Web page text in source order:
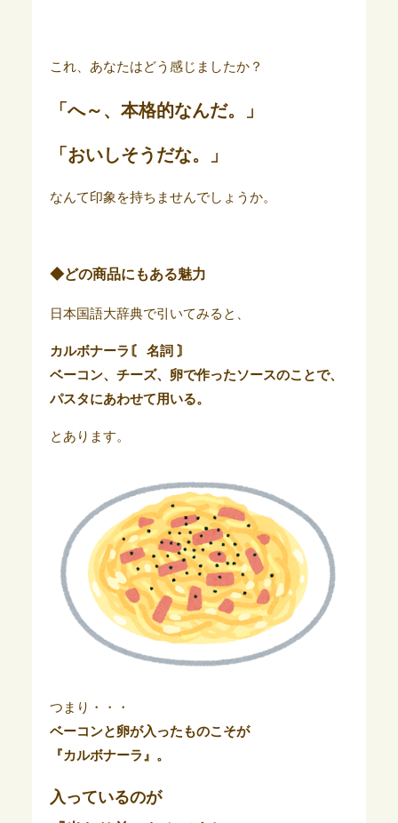
これ、あなたはどう感じましたか？
「へ～、本格的なんだ。」
「おいしそうだな。」
なんて印象を持ちませんでしょうか。
◆どの商品にもある魅力
日本国語大辞典で引いてみると、
カルボナーラ〘 名詞 〙
ベーコン、チーズ、卵で作ったソースのことで、
パスタにあわせて用いる。
とあります。
つまり・・・
ベーコンと卵が入ったものこそが
『カルボナーラ』。
入っているのが